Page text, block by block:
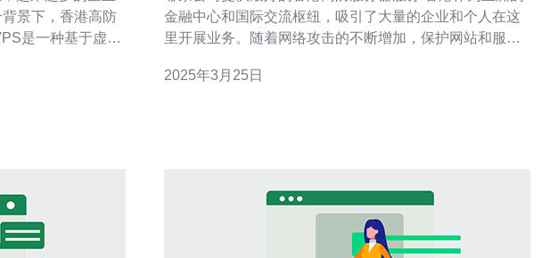
景下，香港高防
运行。 香港
金融中心和国际交流枢纽，吸引了大量的企业和个人在这
里开展业务。随着网络攻击的不断增加，保护网站和服务
服务的可靠公司至关重要。那么，哪家公司提供最好的香
2025年3月25日